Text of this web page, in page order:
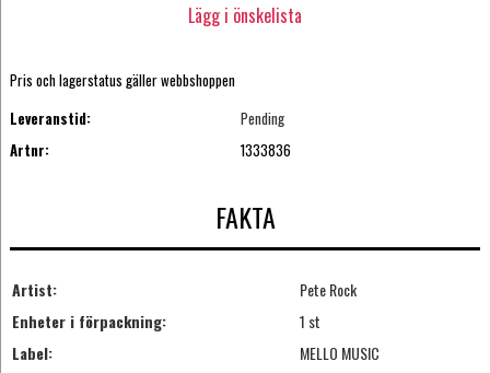
Lägg i önskelista
Pris och lagerstatus gäller webbshoppen
Leveranstid:
Pending
Artnr:
1333836
FAKTA
Artist:
Pete Rock
Enheter i förpackning:
1 st
Label:
MELLO MUSIC